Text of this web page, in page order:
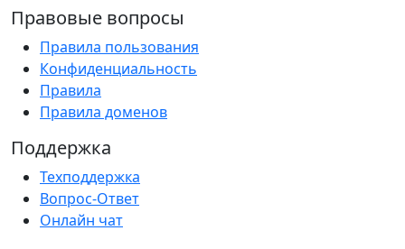
Правовые вопросы
Правила пользования
Конфиденциальность
Правила
Правила доменов
Поддержка
Техподдержка
Вопрос-Ответ
Онлайн чат